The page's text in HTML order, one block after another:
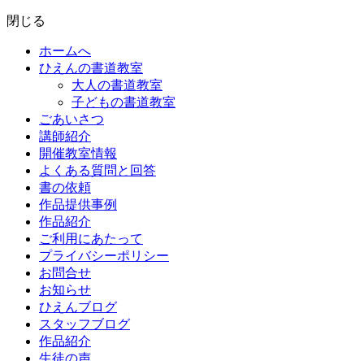
閉じる
ホームへ
ひえんの書道教室
大人の書道教室
子どもの書道教室
ごあいさつ
講師紹介
開催教室情報
よくある質問と回答
書の依頼
作品提供事例
作品紹介
ご利用にあたって
プライバシーポリシー
お問合せ
お知らせ
ひえんブログ
スタッフブログ
作品紹介
生徒の声